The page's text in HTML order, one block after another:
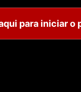
para iniciar o